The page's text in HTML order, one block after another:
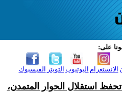
على:
الفيسبوك التويتر اليوتيوب الانستغرام
تحفظ استقلال الحوار المتمدن،